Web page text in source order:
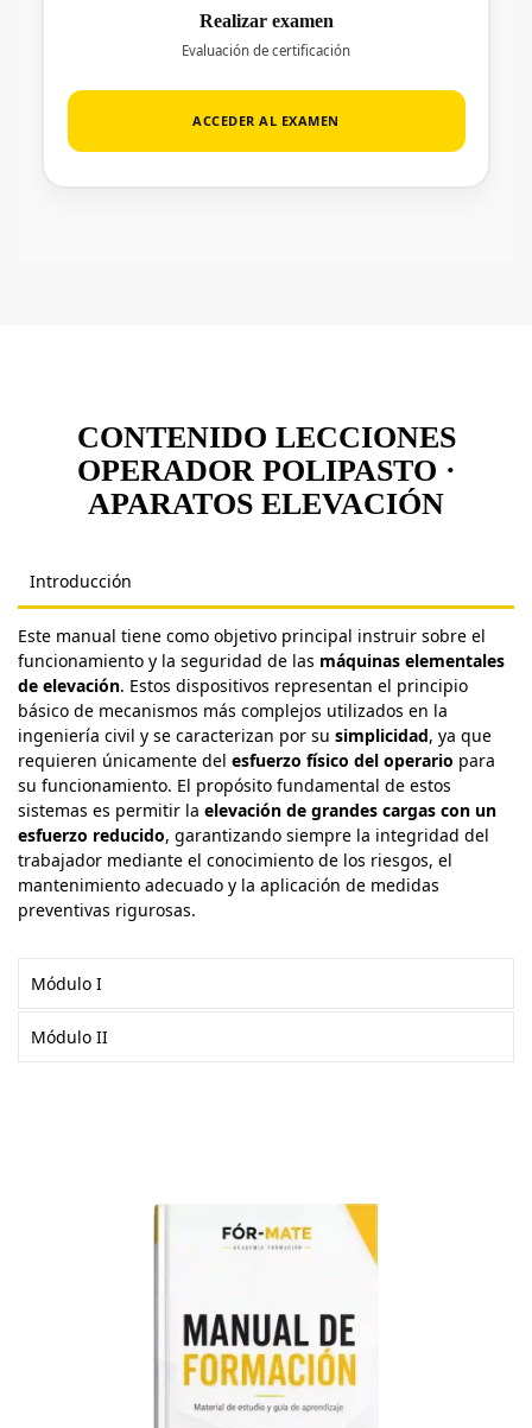
Realizar examen
Evaluación de certificación
ACCEDER AL EXAMEN
CONTENIDO LECCIONES
OPERADOR POLIPASTO ·
APARATOS ELEVACIÓN
Introducción
Este manual tiene como objetivo principal instruir sobre el
funcionamiento y la seguridad de las máquinas elementales
de elevación. Estos dispositivos representan el principio
básico de mecanismos más complejos utilizados en la
ingeniería civil y se caracterizan por su simplicidad, ya que
requieren únicamente del esfuerzo físico del operario para
su funcionamiento. El propósito fundamental de estos
sistemas es permitir la elevación de grandes cargas con un
esfuerzo reducido, garantizando siempre la integridad del
trabajador mediante el conocimiento de los riesgos, el
mantenimiento adecuado y la aplicación de medidas
preventivas rigurosas.
Módulo I
Módulo II